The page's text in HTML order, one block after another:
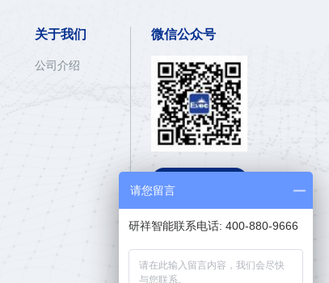
关于我们
公司介绍
微信公众号
400-880-9666
请您留言
研祥智能联系电话: 400-880-9666